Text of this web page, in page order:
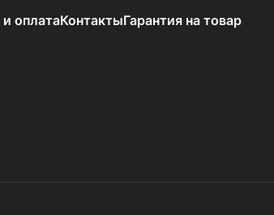
оплатаКонтактыГарантия на товар